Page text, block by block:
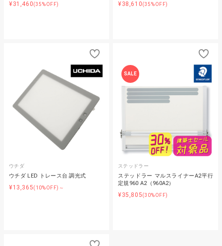
¥31,460(35%OFF) ¥38,610(35%OFF)
ウチダ
ウチダ LED トレース台 調光式
¥13,365(10%OFF)～
SALE
ステッドラー
ステッドラー マルスライナーA2平行
定規960 A2（960A2）
¥35,805(30%OFF)